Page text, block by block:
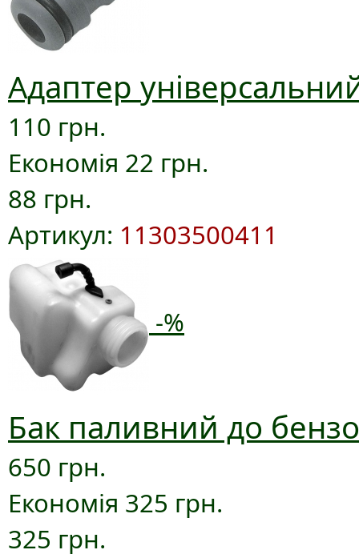
Адаптер
110 грн.
Економія 22 грн.
88 грн.
Артикул: 11303500411
-%
Бак паливний до
650 грн.
Економія 325 грн.
325 грн.